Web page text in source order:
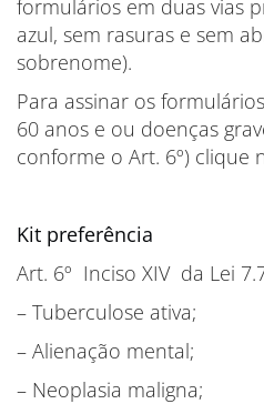
formulários em duas vias
azul, sem rasuras e sem
sobrenome).
Para assinar os
60 anos e ou doenças
conforme o Art. 6º) clique
Kit preferência
Art. 6º Inciso XIV da Lei
– Tuberculose ativa;
– Alienação mental;
– Neoplasia maligna;